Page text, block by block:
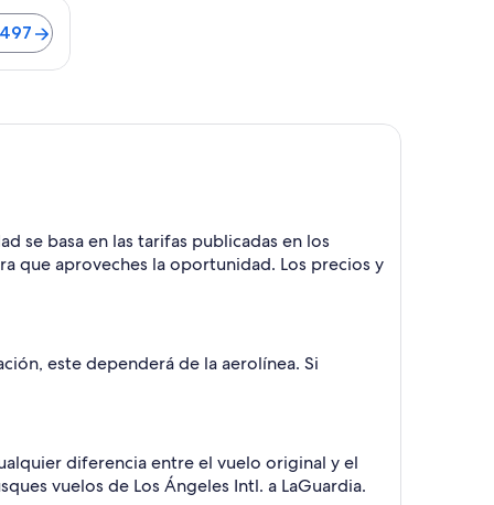
50 minutos. Vuelos desde $497
se basa en las tarifas publicadas en los
que aproveches la oportunidad. Los precios y
este dependerá de la aerolínea. Si
diferencia entre el vuelo original y el
vuelos de Los Ángeles Intl. a LaGuardia.